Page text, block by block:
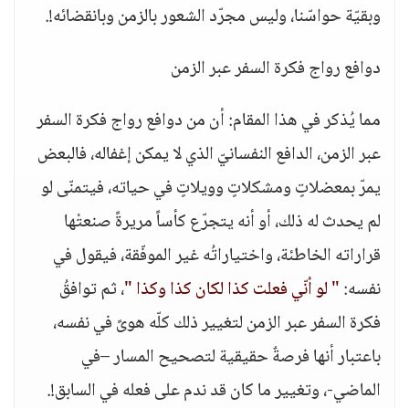
وبقيّة حواسّنا، وليس مجرّد الشعور بالزمن وبانقضائه!.
دوافع رواج فكرة السفر عبر الزمن
مما يُذكر في هذا المقام: أن من دوافع رواج فكرة السفر
عبر الزمن، الدافع النفسانيّ الذي لا يمكن إغفاله، فالبعض
يمرّ بمعضلاتٍ ومشكلاتٍ وويلاتٍ في حياته، فيتمنّى لو
لم يحدث له ذلك، أو أنه يتجرّع كأساً مريرةً صنعتْها
قراراته الخاطئة، واختياراتُه غير الموفّقة، فيقول في
نفسه:" لو أنّي فعلت كذا لكان كذا وكذا "، ثم توافقُ
فكرة السفر عبر الزمن لتغيير ذلك كلّه هوىً في نفسه،
باعتبار أنها فرصةٌ حقيقية لتصحيح المسار –في
الماضي-، وتغيير ما كان قد ندم على فعله في السابق!.